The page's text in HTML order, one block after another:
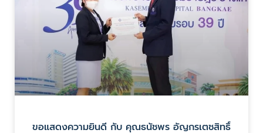
ขอแสดงความยินดี กับ คุณธนัชพร อัญกรเตชสิทธิ์